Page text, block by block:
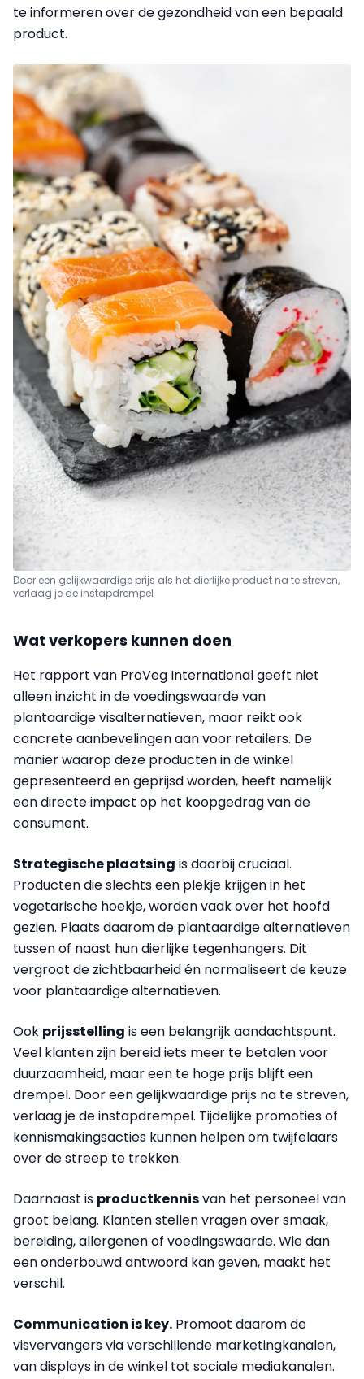
te informeren over de gezondheid van een bepaald
product.
Door een gelijkwaardige prijs als het dierlijke product na te streven,
verlaag je de instapdrempel
Wat verkopers kunnen doen
Het rapport van ProVeg International geeft niet
alleen inzicht in de voedingswaarde van
plantaardige visalternatieven, maar reikt ook
concrete aanbevelingen aan voor retailers. De
manier waarop deze producten in de winkel
gepresenteerd en geprijsd worden, heeft namelijk
een directe impact op het koopgedrag van de
consument.
Strategische plaatsing is daarbij cruciaal.
Producten die slechts een plekje krijgen in het
vegetarische hoekje, worden vaak over het hoofd
gezien. Plaats daarom de plantaardige alternatieven
tussen of naast hun dierlijke tegenhangers. Dit
vergroot de zichtbaarheid én normaliseert de keuze
voor plantaardige alternatieven.
Ook prijsstelling is een belangrijk aandachtspunt.
Veel klanten zijn bereid iets meer te betalen voor
duurzaamheid, maar een te hoge prijs blijft een
drempel. Door een gelijkwaardige prijs na te streven,
verlaag je de instapdrempel. Tijdelijke promoties of
kennismakingsacties kunnen helpen om twijfelaars
over de streep te trekken.
Daarnaast is productkennisvan het personeel van
groot belang. Klanten stellen vragen over smaak,
bereiding, allergenen of voedingswaarde. Wie dan
een onderbouwd antwoord kan geven, maakt het
verschil.
Communication is key. Promoot daarom de
visvervangers via verschillende marketingkanalen,
van displays in de winkel tot sociale mediakanalen.